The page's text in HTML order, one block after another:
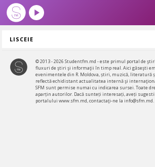
LISCEIE
© 2013 - 2026 Studentfm.md - este primul portal de
fluxuri de ştiri şi informaţii în timp real. Aici găseşti
evenimentele din R. Moldova, știri, muzică, literatură
reflectă echidistant actualitatea internă şi
SFM sunt permise numai cu indicarea sursei. Toate
aparțin autorilor. Dacă sunteți interesați, aveți
portalului www.sfm.md, contactaţi-ne la info@sfm.md.